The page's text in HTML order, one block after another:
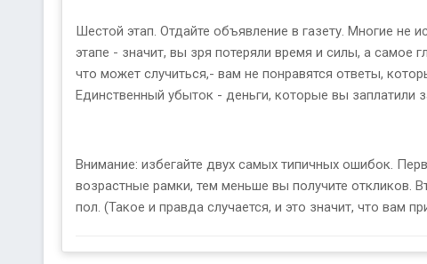
Шестой этап. Отдайте объявление в газету. Многие не
этапе - значит, вы зря потеряли время и силы, а
что может случиться,- вам не понравятся ответы,
Единственный убыток - деньги, которые вы заплатили
Внимание: избегайте двух самых типичных ошибок.
возрастные рамки, тем меньше вы получите откликов.
пол. (Такое и правда случается, и это значит, что вам